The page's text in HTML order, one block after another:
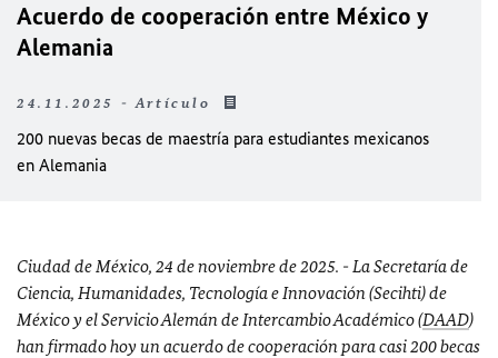
Acuerdo de cooperación entre México y
Alemania
24.11.2025 - Artículo
200 nuevas becas de maestría para estudiantes mexicanos
en Alemania
Ciudad de México, 24 de noviembre de 2025. - La Secretaría de
Ciencia, Humanidades, Tecnología e Innovación (Secihti) de
México y el Servicio Alemán de Intercambio Académico (DAAD)
han firmado hoy un acuerdo de cooperación para casi 200 becas